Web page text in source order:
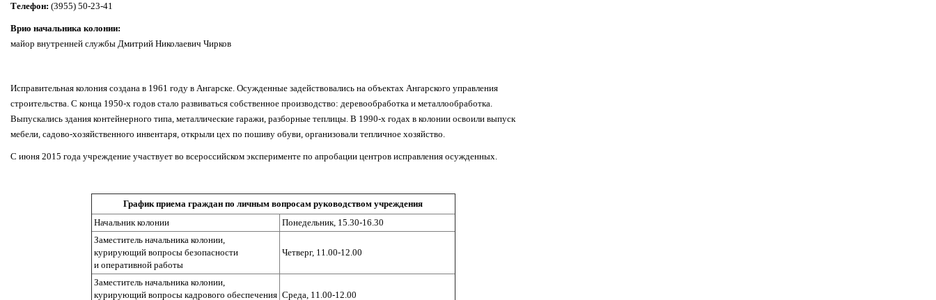
Телефон: (3955) 50-23-41
Врио начальника колонии:
майор внутренней службы Дмитрий Николаевич Чирков
Исправительная колония создана в 1961 году в Ангарске. Осужденные задействовались на объектах Ангарского управления
строительства. С конца 1950-х годов стало развиваться собственное производство: деревообработка и металлообработка.
Выпускались здания контейнерного типа, металлические гаражи, разборные теплицы. В 1990-х годах в колонии освоили выпуск
мебели, садово-хозяйственного инвентаря, открыли цех по пошиву обуви, организовали тепличное хозяйство.
С июня 2015 года учреждение участвует во всероссийском эксперименте по апробации центров исправления осужденных.
График приема граждан по личным вопросам руководством учреждения
Начальник колонии
Понедельник, 15.30-16.30
Заместитель начальника колонии,
курирующий вопросы безопасности
и оперативной работы
Четверг, 11.00-12.00
Заместитель начальника колонии,
курирующий вопросы кадрового обеспечения Среда, 11.00-12.00